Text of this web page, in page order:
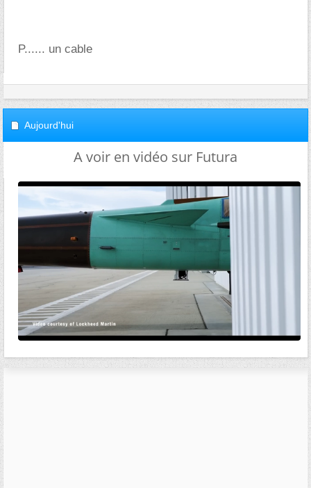
P...... un cable
Aujourd'hui
A voir en vidéo sur Futura